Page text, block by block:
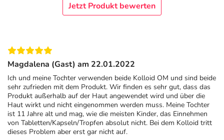
Jetzt Produkt bewerten
Magdalena (Gast) am 22.01.2022
Ich und meine Tochter verwenden beide Kolloid OM und sind beide
sehr zufrieden mit dem Produkt. Wir finden es sehr gut, dass das
Produkt außerhalb auf der Haut angewendet wird und über die
Haut wirkt und nicht eingenommen werden muss. Meine Tochter
ist 11 Jahre alt und mag, wie die meisten Kinder, das Einnehmen
von Tabletten/Kapseln/Tropfen absolut nicht. Bei dem Kolloid tritt
dieses Problem aber erst gar nicht auf.